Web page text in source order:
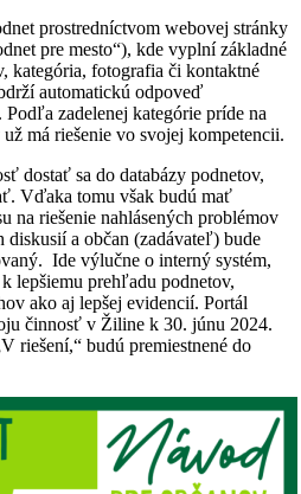
prostredníctvom webovej stránky
pre mesto“), kde vyplní základné
kategória, fotografia či kontaktné
automatickú odpoveď
zadelenej kategórie príde na
má riešenie vo svojej kompetencii.
dostať sa do databázy podnetov,
Vďaka tomu však budú mať
na riešenie nahlásených problémov
diskusií a občan (zadávateľ) bude
Ide výlučne o interný systém,
lepšiemu prehľadu podnetov,
ako aj lepšej evidencií. Portál
činnosť v Žiline k 30. júnu 2024.
riešení,“ budú premiestnené do